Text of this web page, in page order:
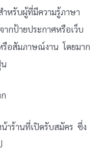
ำหรับผู้ที่มีความรู้ภาษา
กป้ายประกาศหรือเว็บ
รือสัมภาษณ์งาน โดยมาก
าร้านที่เปิดรับสมัคร ซึ่ง